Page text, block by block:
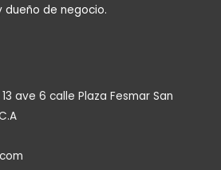
de negocio.
ave 6 calle Plaza Fesmar San